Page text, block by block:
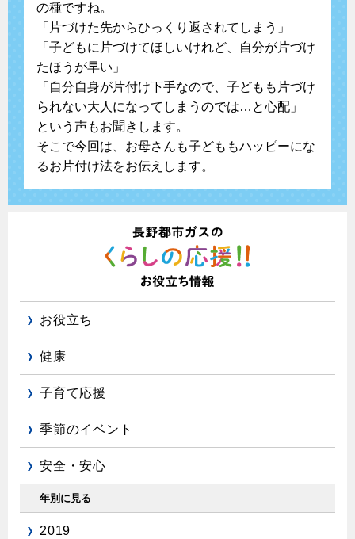
の種ですね。
「片づけた先からひっくり返されてしまう」
「子どもに片づけてほしいけれど、自分が片づけ
たほうが早い」
「自分自身が片付け下手なので、子どもも片づけ
られない大人になってしまうのでは…と心配」
という声もお聞きします。
そこで今回は、お母さんも子どももハッピーにな
るお片付け法をお伝えします。
お役立ち
健康
子育て応援
季節のイベント
安全・安心
年別に見る
2019